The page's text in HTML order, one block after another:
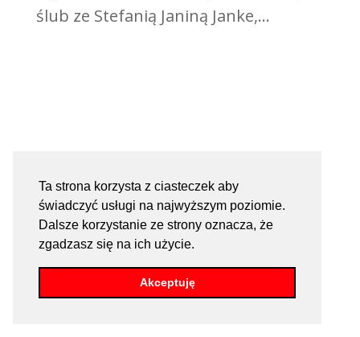
Ta strona korzysta z ciasteczek aby
świadczyć usługi na najwyższym poziomie.
Dalsze korzystanie ze strony oznacza, że
zgadzasz się na ich użycie.
Akceptuję
ślub ze Stefanią Janiną Janke,...